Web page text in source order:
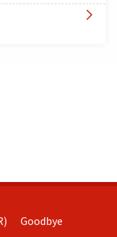

Goodbye